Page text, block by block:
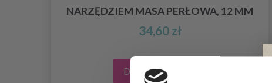
NARZĘDZIEM MASA PERŁOWA, 12 MM
34,60 zł
Dodaj do koszyka